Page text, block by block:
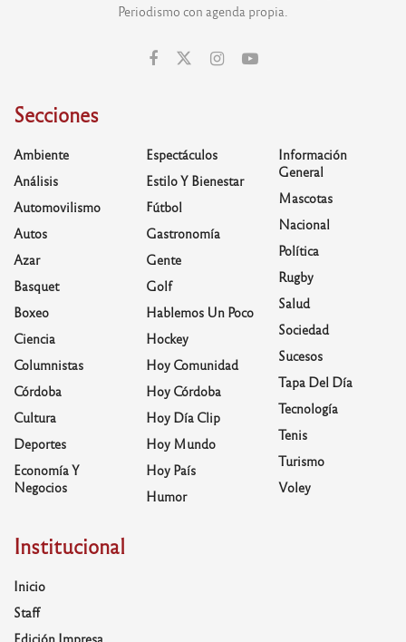
Periodismo con agenda propia.
Secciones
Ambiente
Análisis
Automovilismo
Autos
Azar
Basquet
Boxeo
Ciencia
Columnistas
Córdoba
Cultura
Deportes
Economía Y
Negocios
Espectáculos
Estilo Y Bienestar
Fútbol
Gastronomía
Gente
Golf
Hablemos Un Poco
Hockey
Hoy Comunidad
Hoy Córdoba
Hoy Día Clip
Hoy Mundo
Hoy País
Humor
Información
General
Mascotas
Nacional
Política
Rugby
Salud
Sociedad
Sucesos
Tapa Del Día
Tecnología
Tenis
Turismo
Voley
Institucional
Inicio
Staff
Edición Impresa